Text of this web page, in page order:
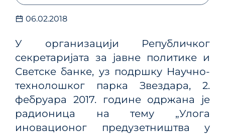
06.02.2018
У организацији Републичког
секретаријата за јавне политике и
Светске банке, уз подршку Научно-
технолошког парка Звездара, 2.
фебруара 2017. године одржана је
радионица на тему „Улога
иновационог предузетништва у